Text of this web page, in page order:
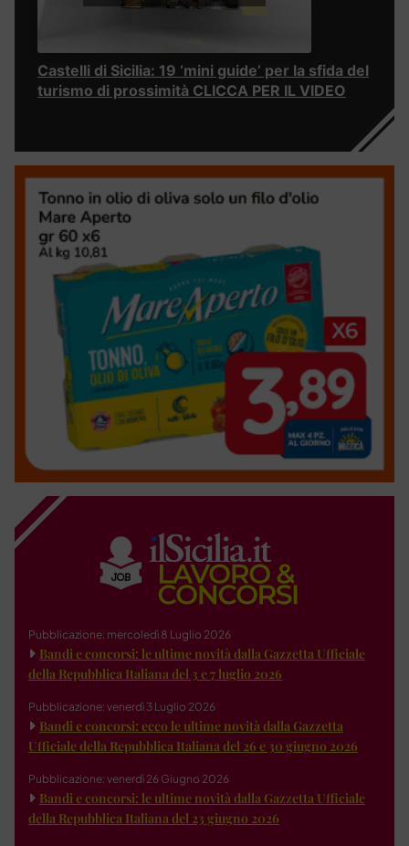
Castelli di Sicilia: 19 ‘mini guide’ per la sfida del
turismo di prossimità CLICCA PER IL VIDEO
Pubblicazione: mercoledì 8 Luglio 2026
Bandi e concorsi: le ultime novità dalla Gazzetta Ufficiale
della Repubblica Italiana del 3 e 7 luglio 2026
Pubblicazione: venerdì 3 Luglio 2026
Bandi e concorsi: ecco le ultime novità dalla Gazzetta
Ufficiale della Repubblica Italiana del 26 e 30 giugno 2026
Pubblicazione: venerdì 26 Giugno 2026
Bandi e concorsi: le ultime novità dalla Gazzetta Ufficiale
della Repubblica Italiana del 23 giugno 2026